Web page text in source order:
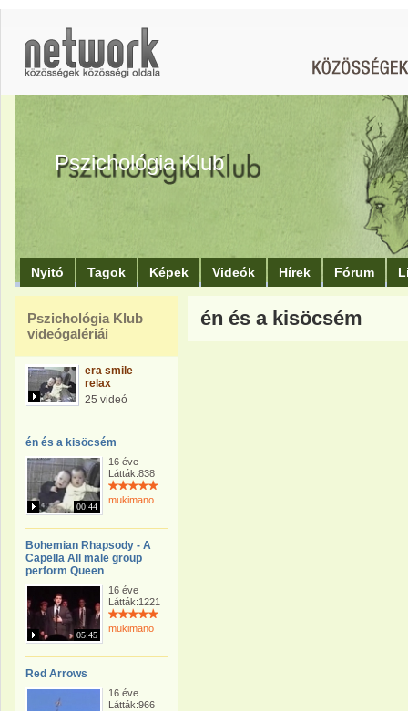
Pszichológia Klub
Nyitó Tagok Képek Videók Hírek Fórum
Pszichológia Klub
videógalériái
era smile
relax
25 videó
én és a kisöcsém
00:44
16 éve
Látták:838
mukimano
Bohemian Rhapsody - A
Capella All male group
perform Queen
05:45
16 éve
Látták:1221
mukimano
Red Arrows
16 éve
Látták:966
én és a kisöcsém